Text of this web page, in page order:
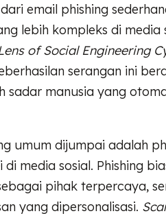
email phishing
lebih kompleks di media
of Social Engineering
serangan ini
sadar manusia yang
umum dijumpai adalah
media sosial. Phishing
pihak terpercaya,
yang dipersonalisasi.